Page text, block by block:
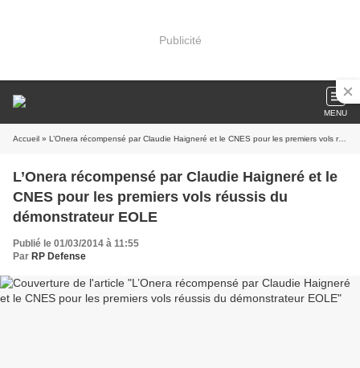
Publicité
MENU
Accueil » L’Onera récompensé par Claudie Haigneré et le CNES pour les premiers vols réussis du démonstrateur EOLE
L’Onera récompensé par Claudie Haigneré et le
CNES pour les premiers vols réussis du
démonstrateur EOLE
Publié le 01/03/2014 à 11:55
Par RP Defense